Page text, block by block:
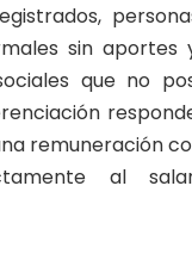
sin aportes
que no
remuneración
al